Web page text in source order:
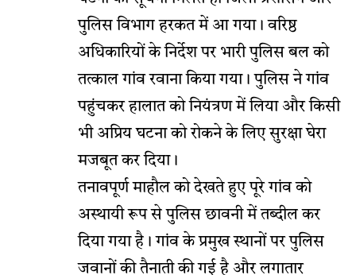
पुलिस विभाग हरकत में आ गया। वरिष्ठ
अधिकारियों के निर्देश पर भारी पुलिस बल को
तत्काल गांव रवाना किया गया। पुलिस ने गांव
पहुंचकर हालात को नियंत्रण में लिया और किसी
भी अप्रिय घटना को रोकने के लिए सुरक्षा घेरा
मजबूत कर दिया।
तनावपूर्ण माहौल को देखते हुए पूरे गांव को
अस्थायी रूप से पुलिस छावनी में तब्दील कर
दिया गया है। गांव के प्रमुख स्थानों पर पुलिस
जवानों की तैनाती की गई है और लगातार